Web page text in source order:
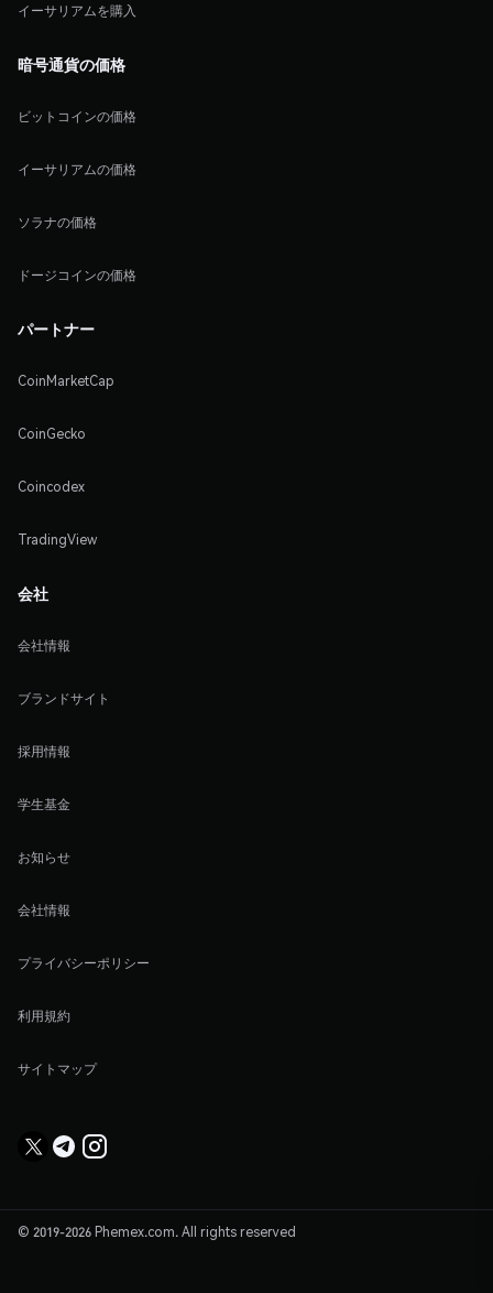
イーサリアムを購入
暗号通貨の価格
ビットコインの価格
イーサリアムの価格
ソラナの価格
ドージコインの価格
パートナー
CoinMarketCap
CoinGecko
Coincodex
TradingView
会社
会社情報
ブランドサイト
採用情報
学生基金
お知らせ
会社情報
プライバシーポリシー
利用規約
サイトマップ
© 2019-2026 Phemex.com. All rights reserved